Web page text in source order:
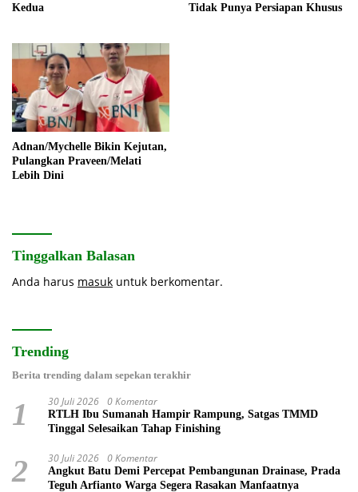
Kedua
Tidak Punya Persiapan Khusus
Adnan/Mychelle Bikin Kejutan,
Pulangkan Praveen/Melati
Lebih Dini
Tinggalkan Balasan
Anda harus masuk untuk berkomentar.
Trending
Berita trending dalam sepekan terakhir
1 30 Juli 2026 0 Komentar
RTLH Ibu Sumanah Hampir Rampung, Satgas TMMD
Tinggal Selesaikan Tahap Finishing
2 30 Juli 2026 0 Komentar
Angkut Batu Demi Percepat Pembangunan Drainase, Prada
Teguh Arfianto Warga Segera Rasakan Manfaatnya